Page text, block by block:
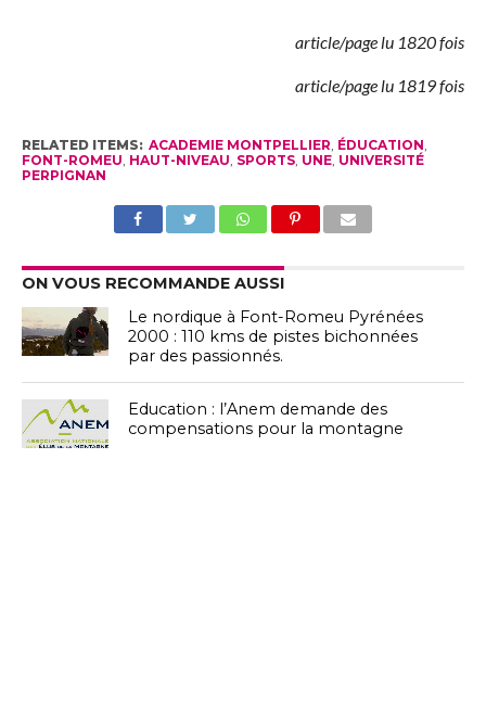
article/page lu 1820 fois
article/page lu 1819 fois
RELATED ITEMS: ACADEMIE MONTPELLIER, ÉDUCATION,
FONT-ROMEU, HAUT-NIVEAU, SPORTS, UNE, UNIVERSITÉ
PERPIGNAN
ON VOUS RECOMMANDE AUSSI
Le nordique à Font-Romeu Pyrénées
2000 : 110 kms de pistes bichonnées
par des passionnés.
Education : l’Anem demande des
compensations pour la montagne